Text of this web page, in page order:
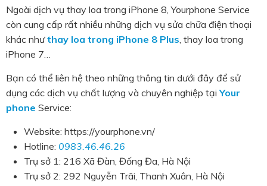
Ngoài dịch vụ thay loa trong iPhone 8, Yourphone Service
còn cung cấp rất nhiều những dịch vụ sửa chữa điện thoại
khác nhưthay loa trong iPhone 8 Plus, thay loa trong
iPhone 7…
Bạn có thể liên hệ theo những thông tin dưới đây để sử
dụng các dịch vụ chất lượng và chuyên nghiệp tạiYour
phone Service:
Website: https://yourphone.vn/
Hotline: 0983.46.46.26
Trụ sở 1: 216 Xã Đàn, Đống Đa, Hà Nội
Trụ sở 2: 292 Nguyễn Trãi, Thanh Xuân, Hà Nội